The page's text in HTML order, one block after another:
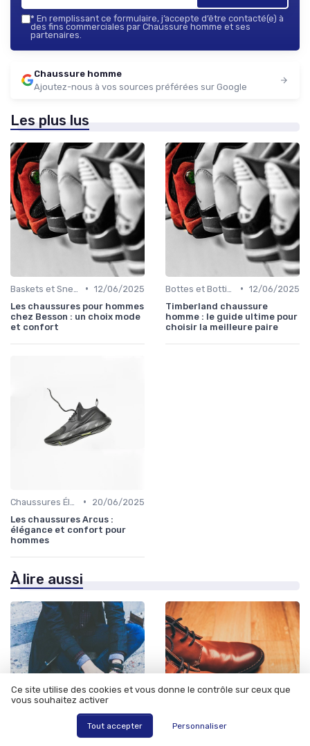
* En remplissant ce formulaire, j’accepte d’être contacté(e) à
des fins commerciales par Chaussure homme et ses
partenaires.
Chaussure homme
Ajoutez-nous à vos sources préférées sur Google
Les plus lus
• 12/06/2025
Les chaussures pour hommes
chez Besson : un choix mode
et confort
• 12/06/2025
Timberland chaussure
homme : le guide ultime pour
choisir la meilleure paire
•
20/06/2025
Les chaussures Arcus :
élégance et confort pour
hommes
À lire aussi
Ce site utilise des cookies et vous donne le contrôle sur ceux que
vous souhaitez activer
Tout accepter Personnaliser